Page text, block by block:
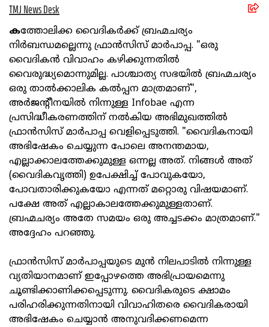
TMJ News Desk
കത്തോലിക്ക വൈദികര്‍ക്ക്‌ ബ്രഹ്മചര്യം
നിര്‍ബന്ധമല്ലെന്നു ഫ്രാന്‍സിസ്‌ മാര്‍പാപ്പ. "ഒരു
വൈദികന്‍ വിവാഹം കഴിക്കുന്നതില്‍
വൈരുദ്ധ്യമൊന്നുമില്ല. പാശ്ചാത്യ സഭയില്‍ ബ്രഹ്മചര്യം
ഒരു താല്‍ക്കാലിക കല്‍പ്പന മാത്രമാണ്‌",
അര്‍ജന്റീനയില്‍ നിന്നുള്ള Infobae എന്ന
പ്രസിദ്ധീകരണത്തിന്‌ നല്‍കിയ അഭിമുഖത്തില്‍
ഫ്രാന്‍സിസ്‌ മാര്‍പാപ്പ വെളിപ്പെടുത്തി. "വൈദികനായി
അഭിഷേകം ചെയ്യുന്ന പോലെ അനന്തമായ,
എല്ലാക്കാലത്തേക്കുമുള്ള ഒന്നല്ല അത്‌. നിങ്ങള്‍ അത്‌
(വൈദികവൃത്തി) ഉപേക്ഷിച്ച്‌ പോവുകയോ,
പോവതാരിക്കുകയോ എന്നത്‌ മറ്റൊരു വിഷയമാണ്‌.
പക്ഷേ അത്‌ എല്ലാകാലത്തേക്കുമുള്ളതാണ്‌.
ബ്രഹ്മചര്യം അതേ സമയം ഒരു അച്ചടക്കം മാത്രമാണ്‌."
അദ്ദേഹം പറഞ്ഞു.
ഫ്രാന്‍സിസ്‌ മാര്‍പാപ്പയുടെ മുന്‍ നിലപാടില്‍ നിന്നുള്ള
വ്യതിയാനമാണ്‌ ഇപ്പോഴത്തെ അഭിപ്രായമെന്നു
ചൂണ്ടിക്കാണിക്കപ്പെടുന്നു. വൈദികരുടെ ക്ഷാമം
പരിഹരിക്കുന്നതിനായി വിവാഹിതരെ വൈദികരായി
അഭിഷേകം ചെയ്യാന്‍ അനുവദിക്കണമെന്ന